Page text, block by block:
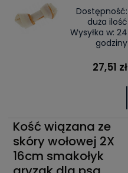
Dostępność:
duża ilość
Wysyłka w: 24
godziny
27,51 zł
Kość wiązana ze
skóry wołowej 2X
16cm smakołyk